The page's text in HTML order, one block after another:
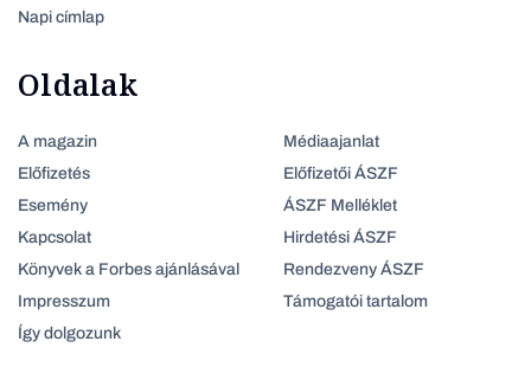
Napi címlap
Oldalak
A magazin
Előfizetés
Esemény
Kapcsolat
Könyvek a Forbes ajánlásával
Impresszum
Így dolgozunk
Médiaajanlat
Előfizetői ÁSZF
ÁSZF Melléklet
Hirdetési ÁSZF
Rendezveny ÁSZF
Támogatói tartalom